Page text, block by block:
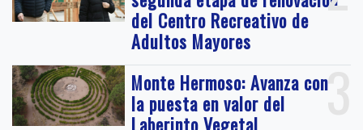
del Centro Recreativo de
Adultos Mayores
3
Monte Hermoso: Avanza con
la puesta en valor del
Laberinto Vegetal